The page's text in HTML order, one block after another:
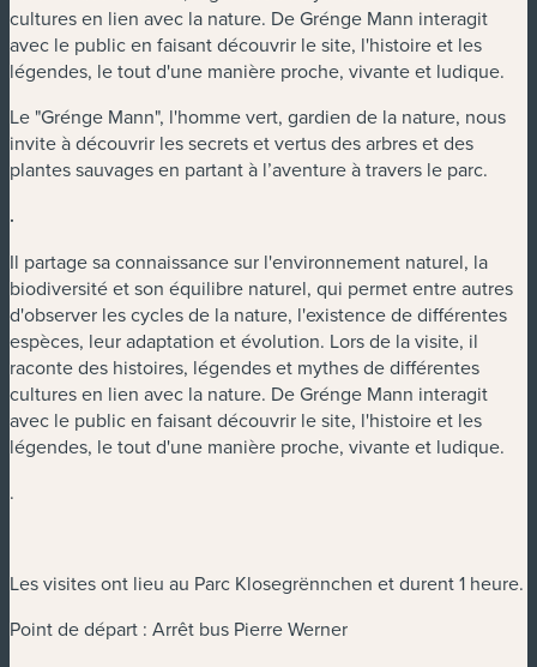
cultures en lien avec la nature. De Grénge Mann interagit
avec le public en faisant découvrir le site, l'histoire et les
légendes, le tout d'une manière proche, vivante et ludique.
Le "Grénge Mann", l'homme vert, gardien de la nature, nous
invite à découvrir les secrets et vertus des arbres et des
plantes sauvages en partant à l’aventure à travers le parc.
.
Il partage sa connaissance sur l'environnement naturel, la
biodiversité et son équilibre naturel, qui permet entre autres
d'observer les cycles de la nature, l'existence de différentes
espèces, leur adaptation et évolution. Lors de la visite, il
raconte des histoires, légendes et mythes de différentes
cultures en lien avec la nature. De Grénge Mann interagit
avec le public en faisant découvrir le site, l'histoire et les
légendes, le tout d'une manière proche, vivante et ludique.
.
Les visites ont lieu au Parc Klosegrënnchen et durent 1 heure.
Point de départ : Arrêt bus Pierre Werner